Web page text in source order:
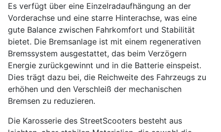
Es verfügt über eine Einzelradaufhängung an der
Vorderachse und eine starre Hinterachse, was eine
gute Balance zwischen Fahrkomfort und Stabilität
bietet. Die Bremsanlage ist mit einem regenerativen
Bremssystem ausgestattet, das beim Verzögern
Energie zurückgewinnt und in die Batterie einspeist.
Dies trägt dazu bei, die Reichweite des Fahrzeugs zu
erhöhen und den Verschleiß der mechanischen
Bremsen zu reduzieren.
Die Karosserie des StreetScooters besteht aus